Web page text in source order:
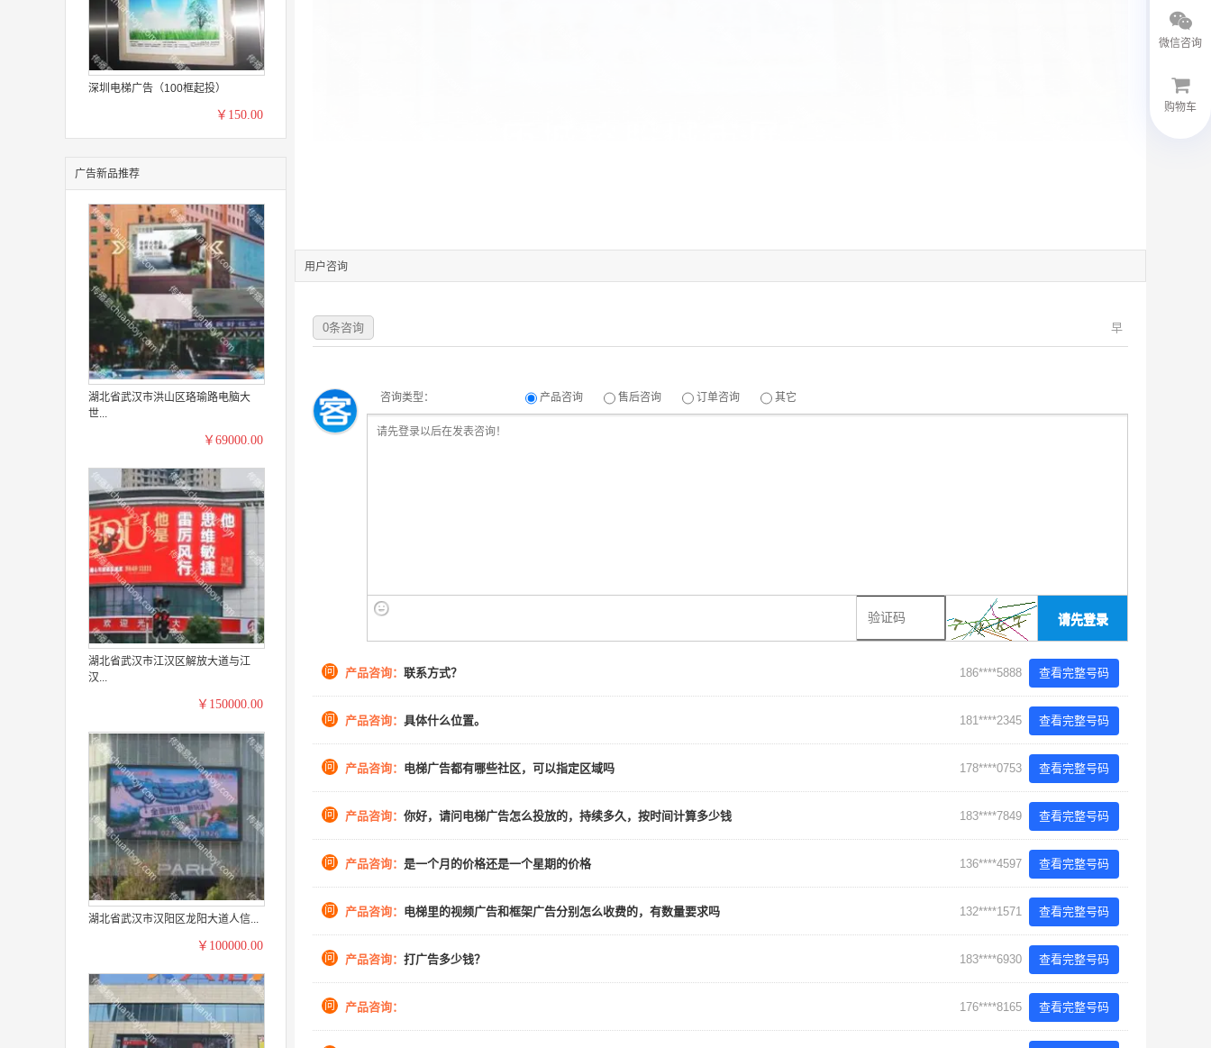
深圳电梯广告（100框起投）
￥150.00
广告新品推荐
湖北省武汉市洪山区珞瑜路电脑大
世...
￥69000.00
湖北省武汉市江汉区解放大道与江
汉...
￥150000.00
湖北省武汉市汉阳区龙阳大道人信...
￥100000.00
用户咨询
早
0条咨询
咨询类型： 产品咨询 售后咨询 订单咨询 其它
请先登录
问 产品咨询： 联系方式？ 186****5888 查看完整号码
问 产品咨询： 具体什么位置。 181****2345 查看完整号码
问 产品咨询： 电梯广告都有哪些社区，可以指定区域吗 178****0753 查看完整号码
问 产品咨询： 你好，请问电梯广告怎么投放的，持续多久，按时间计算多少钱 183****7849 查看完整号码
问 产品咨询： 是一个月的价格还是一个星期的价格 136****4597 查看完整号码
问 产品咨询： 电梯里的视频广告和框架广告分别怎么收费的，有数量要求吗 132****1571 查看完整号码
问 产品咨询： 打广告多少钱？ 183****6930 查看完整号码
问 产品咨询： 176****8165 查看完整号码
微信咨询
购物车